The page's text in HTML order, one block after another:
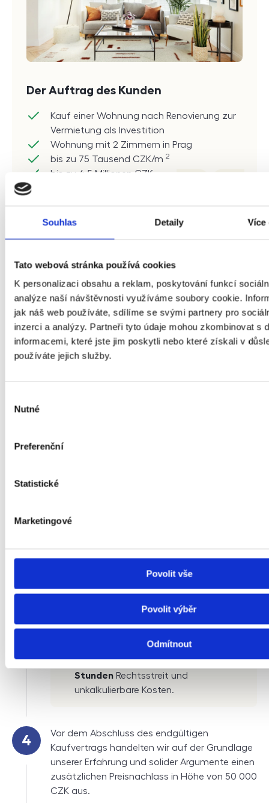
Souhlas Detaily Více
Tato webová stránka používá cookies
K personalizaci obsahu a reklam, poskytování funkcí
analýze naší návštěvnosti využíváme soubory cookie.
jak náš web používáte, sdílíme se svými partnery pro
inzerci a analýzy. Partneři tyto údaje mohou zkombinovat s
informacemi, které jste jim poskytli nebo které získali v
používáte jejich služby.
souhlasu
Nutné
Preferenční
Statistické
Marketingové
Povolit vše
Povolit výběr
Odmítnout
Der Auftrag des Kunden
Kauf einer Wohnung nach Renovierung zur
Vermietung als Investition
Wohnung mit 2 Zimmern in Prag
bis zu 75 Tausend CZK/m 2
bis zu 4,5 Millionen CZK
Was wir taten
Wir suchten 7 Angeboten aus, die den Kriterien
entsprachen. Wir informierten den Kunden
über diese Angebote, sobald sie auf dem
Markt erschienen (und bevor andere Käufer
von ihnen erfuhren).
Dadurch sparte der Kunde etwa
diejenige Wohnung aus, die den Vorstellungen
Investitionsimmobilie am besten entsprach.
im Erwerbstitel, der die spätere Übertragung
ungültig machen könnte.
Der Kunde ersparte sich ca.30
Stunden Rechtsstreit und
unkalkulierbare Kosten.
Vor dem Abschluss des endgültigen
Kaufvertrags handelten wir auf der Grundlage
unserer Erfahrung und solider Argumente einen
zusätzlichen Preisnachlass in Höhe von 50 000
CZK aus.